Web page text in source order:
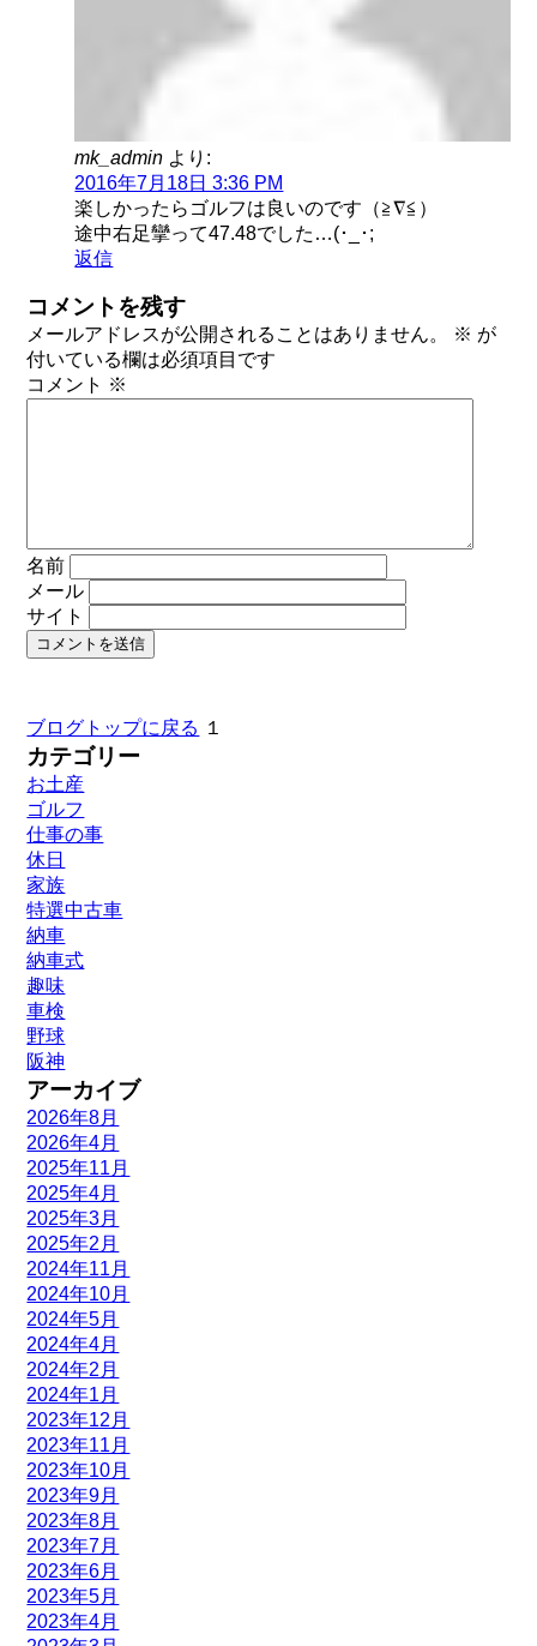
mk_admin より:
2016年7月18日 3:36 PM
楽しかったらゴルフは良いのです（≧∇≦）
途中右足攣って47.48でした…(･_･;
返信
コメントを残す
メールアドレスが公開されることはありません。 ※ が
付いている欄は必須項目です
コメント ※
名前
メール
サイト
ブログトップに戻る １
カテゴリー
お土産
ゴルフ
仕事の事
休日
家族
特選中古車
納車
納車式
趣味
車検
野球
阪神
アーカイブ
2026年8月
2026年4月
2025年11月
2025年4月
2025年3月
2025年2月
2024年11月
2024年10月
2024年5月
2024年4月
2024年2月
2024年1月
2023年12月
2023年11月
2023年10月
2023年9月
2023年8月
2023年7月
2023年6月
2023年5月
2023年4月